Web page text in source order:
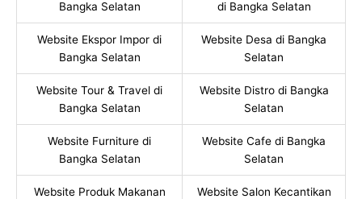
Bangka Selatan di Bangka Selatan
Website Ekspor Impor di
Bangka Selatan
Website Desa di Bangka
Selatan
Website Tour & Travel di
Bangka Selatan
Website Distro di Bangka
Selatan
Website Furniture di
Bangka Selatan
Website Cafe di Bangka
Selatan
Website Produk Makanan
Website Salon Kecantikan